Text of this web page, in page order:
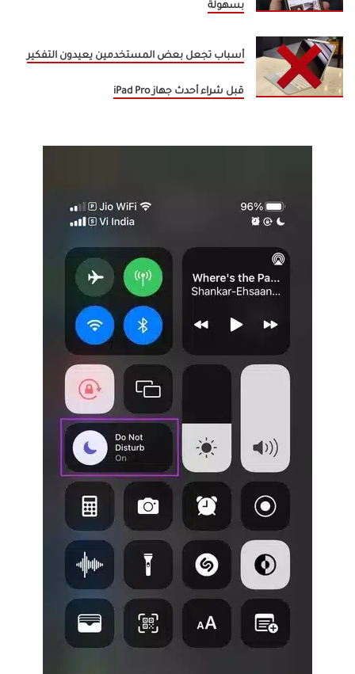
بسهولة
أسباب تجعل بعض المستخدمين يعيدون التفكير
قبل شراء أحدث جهاز iPad Pro